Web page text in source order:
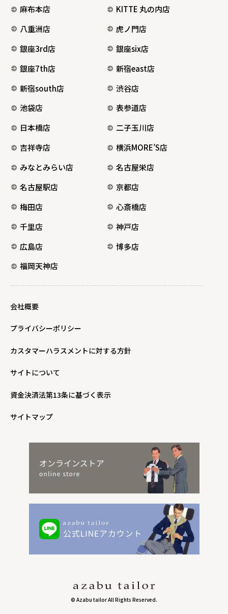
麻布本店
KITTE 丸の内店
八重洲店
虎ノ門店
銀座3rd店
銀座six店
銀座7th店
新宿east店
新宿south店
渋谷店
池袋店
表参道店
日本橋店
二子玉川店
吉祥寺店
横浜MORE’S店
みなとみらい店
名古屋栄店
名古屋駅店
京都店
梅田店
心斎橋店
千里店
神戸店
広島店
博多店
福岡天神店
会社概要
プライバシーポリシー
カスタマーハラスメントに対する方針
サイトについて
資金決済法第13条に基づく表示
サイトマップ
© Azabu tailor All Rights Reserved.